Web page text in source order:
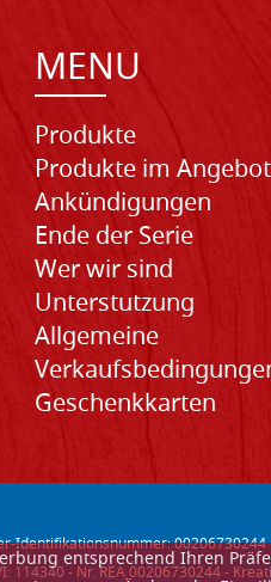
entsprechend Ihren
MENU
Produkte
Produkte im Angebot
Ankündigungen
Ende der Serie
Wer wir sind
Unterstutzung
Allgemeine
Geschenkkarten
Identifikationsnummer:
- Nr. REA 00206730244 -